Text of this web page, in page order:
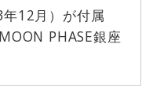
12月）が付属
PHASE銀座